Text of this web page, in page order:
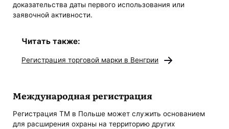
доказательства даты первого использования или
заявочной активности.
Читать также:
Регистрация торговой марки в Венгрии
Международная регистрация
Регистрация ТМ в Польше может служить основанием
для расширения охраны на территорию других